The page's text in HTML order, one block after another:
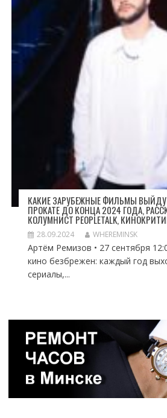
КАКИЕ ЗАРУБЕЖНЫЕ ФИЛЬМЫ
ПРОКАТЕ ДО КОНЦА 2024 ГОДА,
КОЛУМНИСТ PEOPLETALK,
28.09.2024 WHEREMINSK
Артём Ремизов • 27 сентября
кино безбрежен: каждый год
сериалы,...